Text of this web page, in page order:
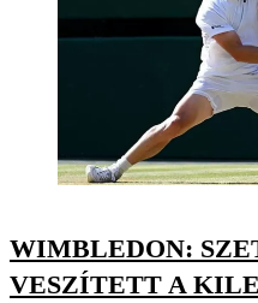
WIMBLEDON:
VESZÍTETT A